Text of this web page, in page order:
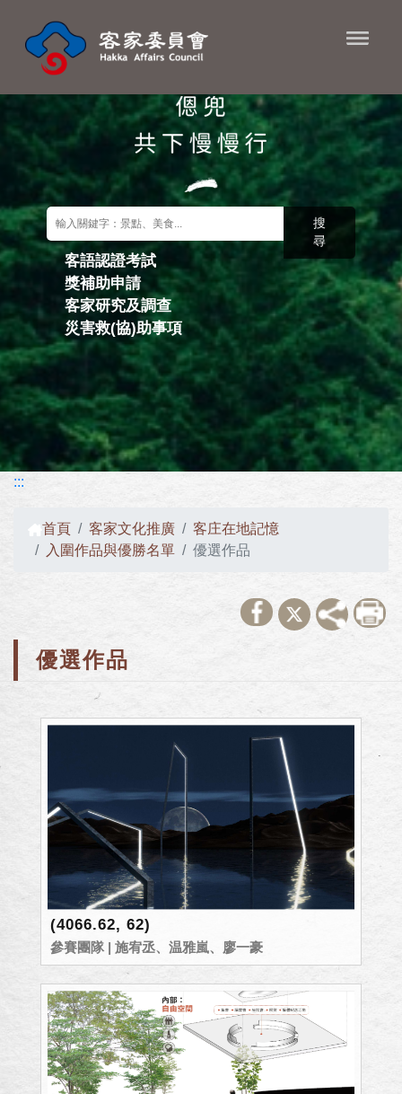
關鍵字搜尋
客語認證考試
獎補助申請
客家研究及調查
災害救(協)助事項
搜
尋
:::
首頁 客家文化推廣
客庄在地記憶
入圍作品與優勝名單
優選作品
優選作品
(4066.62, 62)
參賽團隊 | 施宥丞、温雅嵐、廖一豪